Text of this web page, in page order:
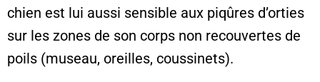
chien est lui aussi sensible aux piqûres d’orties
sur les zones de son corps non recouvertes de
poils (museau, oreilles, coussinets).